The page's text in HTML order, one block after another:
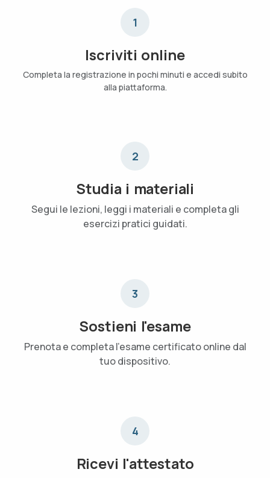
1
Iscriviti online
Completa la registrazione in pochi minuti e accedi subito
alla piattaforma.
2
Studia i materiali
Segui le lezioni, leggi i materiali e completa gli
esercizi pratici guidati.
3
Sostieni l'esame
Prenota e completa l'esame certificato online dal
tuo dispositivo.
4
Ricevi l'attestato